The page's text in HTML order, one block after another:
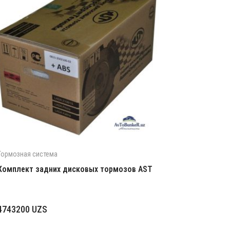
система
задних дисковых тормозов AST
UZS